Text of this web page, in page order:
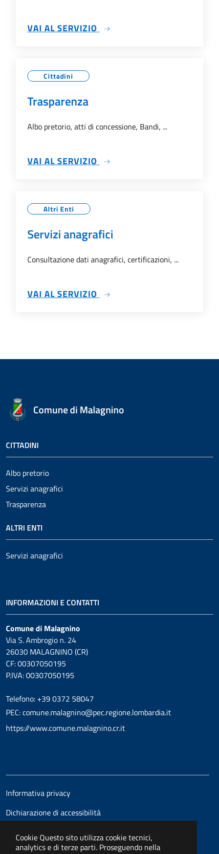
Cookie Questo sito utilizza cookie tecnici,
analytics e di terze parti. Proseguendo nella
VAI AL SERVIZIO SU SERVIZI ANAGRAFICI
Cittadini
Trasparenza
Albo pretorio, atti di concessione, Bandi, ...
VAI AL SERVIZIO SU TRASPARENZA
Altri Enti
Servizi anagrafici
Consultazione dati anagrafici, certificazioni, ...
VAI AL SERVIZIO SU SERVIZI ANAGRAFICI
Comune di Malagnino
CITTADINI
Albo pretorio
Servizi anagrafici
Trasparenza
ALTRI ENTI
Servizi anagrafici
INFORMAZIONI E CONTATTI
Comune di Malagnino
Via S. Ambrogio n. 24
26030 MALAGNINO (CR)
CF: 00307050195
P.IVA: 00307050195
Telefono: +39 0372 58047
PEC: comune.malagnino@pec.regione.lombardia.it
https://www.comune.malagnino.cr.it
Informativa privacy
Dichiarazione di accessibilità